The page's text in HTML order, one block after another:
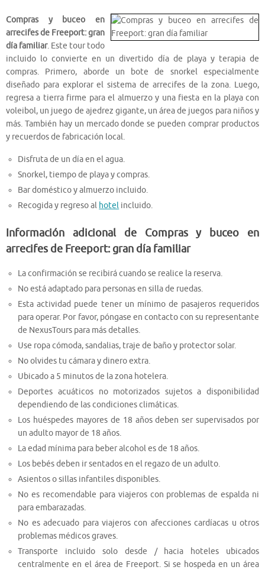
Compras y buceo en
arrecifes de Freeport: gran
día familiar. Este tour todo
incluido lo convierte en un divertido día de playa y terapia de
compras. Primero, aborde un bote de snorkel especialmente
diseñado para explorar el sistema de arrecifes de la zona. Luego,
regresa a tierra firme para el almuerzo y una fiesta en la playa con
voleibol, un juego de ajedrez gigante, un área de juegos para niños y
más. También hay un mercado donde se pueden comprar productos
y recuerdos de fabricación local.
Disfruta de un día en el agua.
Snorkel, tiempo de playa y compras.
Bar doméstico y almuerzo incluido.
Recogida y regreso al hotel incluido.
Información adicional de Compras y buceo en
arrecifes de Freeport: gran día familiar
La confirmación se recibirá cuando se realice la reserva.
No está adaptado para personas en silla de ruedas.
Esta actividad puede tener un mínimo de pasajeros requeridos
para operar. Por favor, póngase en contacto con su representante
de NexusTours para más detalles.
Use ropa cómoda, sandalias, traje de baño y protector solar.
No olvides tu cámara y dinero extra.
Ubicado a 5 minutos de la zona hotelera.
Deportes acuáticos no motorizados sujetos a disponibilidad
dependiendo de las condiciones climáticas.
Los huéspedes mayores de 18 años deben ser supervisados por
un adulto mayor de 18 años.
La edad mínima para beber alcohol es de 18 años.
Los bebés deben ir sentados en el regazo de un adulto.
Asientos o sillas infantiles disponibles.
No es recomendable para viajeros con problemas de espalda ni
para embarazadas.
No es adecuado para viajeros con afecciones cardíacas u otros
problemas médicos graves.
Transporte incluido solo desde / hacia hoteles ubicados
centralmente en el área de Freeport. Si se hospeda en un área